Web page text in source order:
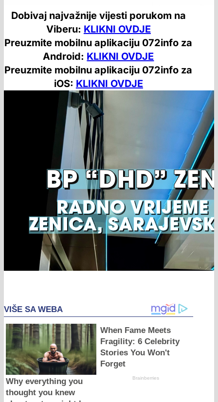
Dobivaj najvažnije vijesti porukom na
Viberu: KLIKNI OVDJE
Preuzmite mobilnu aplikaciju 072info za
Android: KLIKNI OVDJE
Preuzmite mobilnu aplikaciju 072info za
iOS: KLIKNI OVDJE